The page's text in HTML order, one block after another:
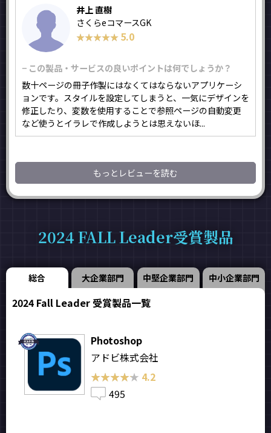
井上 直樹
さくらeコマースGK
★★★★★
★★★★★ 5.0
− この製品・サービスの良いポイントは何でしょうか？
数十ページの冊子作製にはなくてはならないアプリケーシ
ョンです。スタイルを設定してしまうと、一気にデザインを
修正したり、変数を使用することで参照ページの自動変更
など使うとイラレで作成しようとは思えないほ...
もっとレビューを読む
2024 FALL Leader受賞製品
総合 大企業部門 中堅企業部門 中小企業部門
2024 Fall Leader 受賞製品一覧
Photoshop
アドビ株式会社
★★★★★
★★★★★ 4.2
495